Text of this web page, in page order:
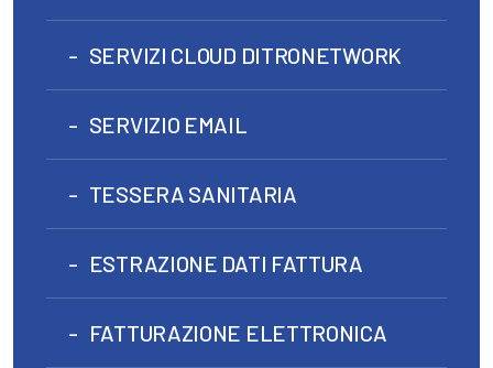
SERVIZI CLOUD DITRONETWORK
SERVIZIO EMAIL
TESSERA SANITARIA
ESTRAZIONE DATI FATTURA
FATTURAZIONE ELETTRONICA